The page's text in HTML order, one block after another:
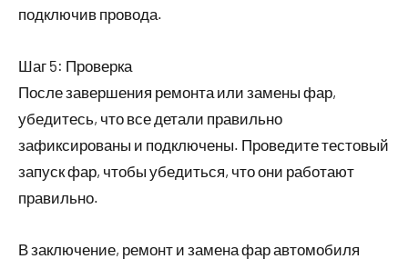
подключив провода.
Шаг 5: Проверка
После завершения ремонта или замены фар,
убедитесь, что все детали правильно
зафиксированы и подключены. Проведите тестовый
запуск фар, чтобы убедиться, что они работают
правильно.
В заключение, ремонт и замена фар автомобиля